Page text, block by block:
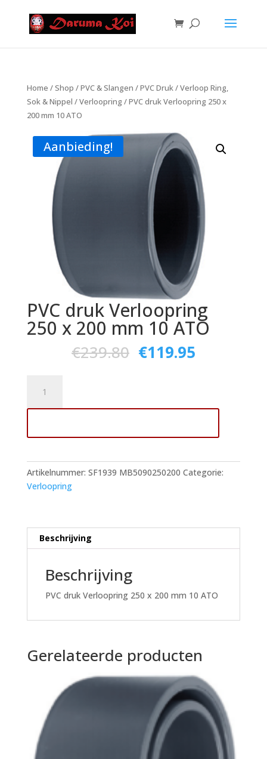
Home /Shop /PVC & Slangen /PVC Druk/Verloop Ring,
Sok & Nippel /Verloopring / PVC druk Verloopring 250 x
200 mm 10 ATO
Aanbieding!
PVC druk Verloopring
250 x 200 mm 10 ATO
€239.80 €119.95
Verloopring
x
mm
10
ATO
Artikelnummer: SF1939 MB5090250200 Categorie:
Verloopring
Beschrijving
Beschrijving
PVC druk Verloopring 250 x 200 mm 10 ATO
Gerelateerde producten